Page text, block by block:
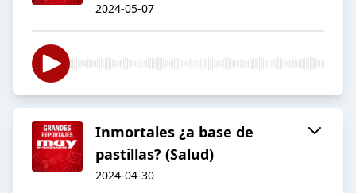
2024-05-07
Inmortales ¿a base de
pastillas? (Salud)
2024-04-30